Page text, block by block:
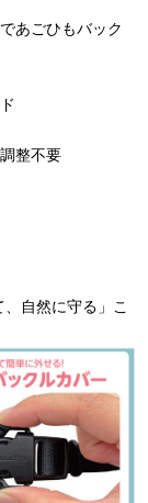
あごひもバック
整不要
自然に守る」こ